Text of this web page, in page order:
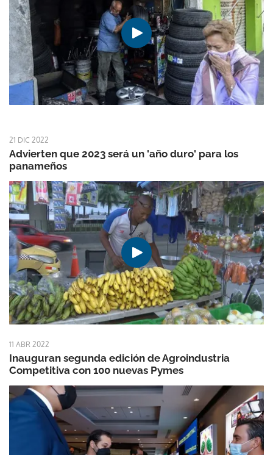
21 DIC 2022
Advierten que 2023 será un 'año duro' para los
panameños
11 ABR 2022
Inauguran segunda edición de Agroindustria
Competitiva con 100 nuevas Pymes